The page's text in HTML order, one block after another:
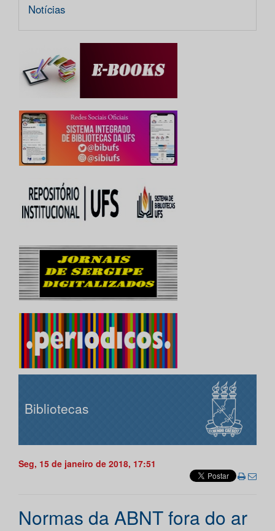
Notícias
Bibliotecas
Seg, 15 de janeiro de 2018, 17:51
Normas da ABNT fora do ar